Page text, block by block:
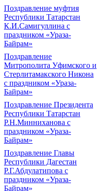
Поздравление муфтия
Республики Татарстан
К.И.Самигуллина с
праздником «Ураза-
Байрам»
Поздравление
Митрополита Уфимского и
Стерлитамакского Никона
с праздником «Ураза-
Байрам»
Поздравление Президента
Республики Татарстан
Р.Н.Минниханова с
праздником «Ураза-
Байрам»
Поздравление Главы
Республики Дагестан
Р.Г.Абдулатипова с
праздником «Ураза-
Байрам»